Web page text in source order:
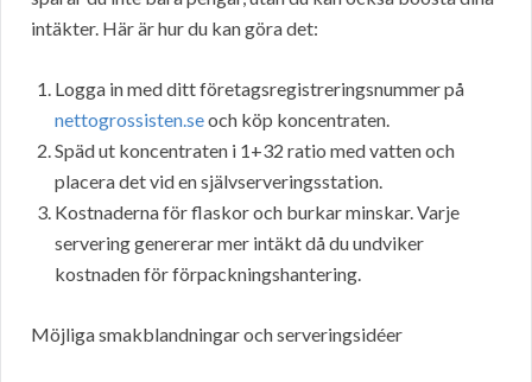
intäkter. Här är hur du kan göra det:
Logga in med ditt företagsregistreringsnummer på
nettogrossisten.seoch köp koncentraten.
Späd ut koncentraten i 1+32 ratio med vatten och
placera det vid en självserveringsstation.
Kostnaderna för flaskor och burkar minskar. Varje
servering genererar mer intäkt då du undviker
kostnaden för förpackningshantering.
Möjliga smakblandningar och serveringsidéer